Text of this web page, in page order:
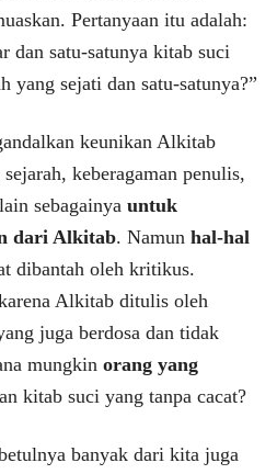
Pertanyaan itu adalah:
dan satu-satunya kitab suci
yang sejati dan satu-satunya?”
keunikan Alkitab
keberagaman penulis,
sebagainya untuk
dari Alkitab. Namun hal-hal
dibantah oleh kritikus.
Alkitab ditulis oleh
juga berdosa dan tidak
mungkin orang yang
kitab suci yang tanpa cacat?
banyak dari kita juga